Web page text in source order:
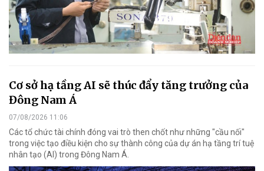
Cơ sở hạ tầng AI sẽ thúc đẩy tăng trưởng của
Đông Nam Á
07/08/2026 11:06
Các tổ chức tài chính đóng vai trò then chốt như những "cầu nối"
trong việc tạo điều kiện cho sự thành công của dự án hạ tầng trí tuệ
nhân tạo (AI) trong Đông Nam Á.